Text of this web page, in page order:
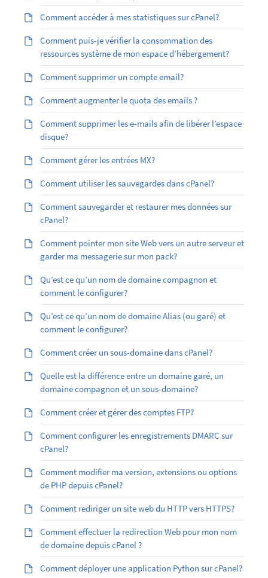
Comment accéder à mes statistiques sur cPanel?
Comment puis-je vérifier la consommation des
ressources système de mon espace d’hébergement?
Comment supprimer un compte email?
Comment augmenter le quota des emails ?
Comment supprimer les e-mails afin de libérer l’espace
disque?
Comment gérer les entrées MX?
Comment utiliser les sauvegardes dans cPanel?
Comment sauvegarder et restaurer mes données sur
cPanel?
Comment pointer mon site Web vers un autre serveur et
garder ma messagerie sur mon pack?
Qu’est ce qu’un nom de domaine compagnon et
comment le configurer?
Qu’est ­ce qu’un nom de domaine Alias (ou garé) et
comment le configurer?
Comment créer un sous-domaine dans cPanel?
Quelle est la différence entre un domaine garé, un
domaine compagnon et un sous-domaine?
Comment créer et gérer des comptes FTP?
Comment configurer les enregistrements DMARC sur
cPanel?
Comment modifier ma version, extensions ou options
de PHP depuis cPanel?
Comment rediriger un site web du HTTP vers HTTPS?
Comment effectuer la redirection Web pour mon nom
de domaine depuis cPanel ?
Comment déployer une application Python sur cPanel?